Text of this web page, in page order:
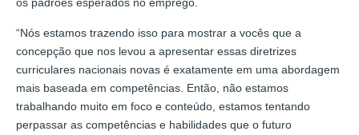
“Nós estamos trazendo isso para mostrar a vocês que a
concepção que nos levou a apresentar essas diretrizes
curriculares nacionais novas é exatamente em uma abordagem
mais baseada em competências. Então, não estamos
trabalhando muito em foco e conteúdo, estamos tentando
perpassar as competências e habilidades que o futuro